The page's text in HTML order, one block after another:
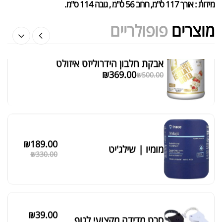
מידות : אורך 117 ס"מ, רוחב 56 ס"מ , גובה 114 ס"מ.
מוצרים פופולריים
מציג 1–6 מתוך 524 תוצאות
סידור ברירת מחדל
אבקת חלבון הידרוליזט איזולט
₪500.00
₪369.00
מומיו | שילג'יט ₪330.00
₪189.00
₪39.00